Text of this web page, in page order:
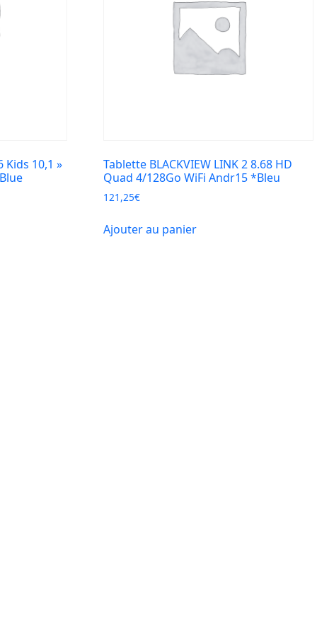
Kids 10,1 »
Tablette BLACKVIEW LINK 2 8.68 HD
Quad 4/128Go WiFi Andr15 *Bleu
121,25€
Ajouter au panier